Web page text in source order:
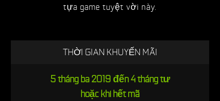
tựa game tuyệt vời này.
THỜI GIAN KHUYẾN MÃI
5 tháng ba 2019 đến 4 tháng tư
hoặc khi hết mã